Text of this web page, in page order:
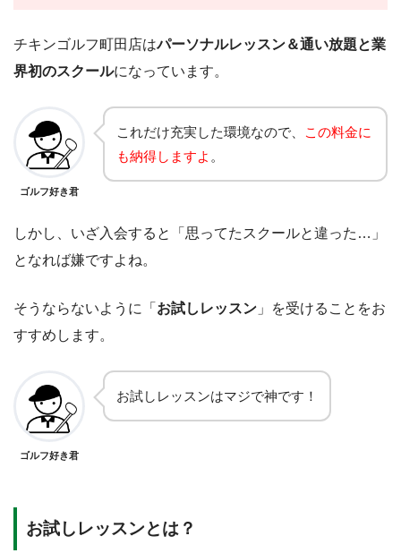
チキンゴルフ町田店はパーソナルレッスン＆通い放題と業
界初のスクールになっています。
ゴルフ好き君
これだけ充実した環境なので、
この料金に
も納得しますよ 。
しかし、いざ入会すると「思ってたスクールと違った…」
となれば嫌ですよね。
そうならないように「 お試しレッスン 」を受けることをお
すすめします。
ゴルフ好き君
お試しレッスンはマジで神です！
お試しレッスンとは？